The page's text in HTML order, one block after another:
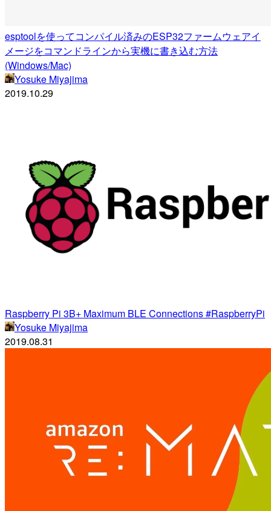
esptoolを使ってコンパイル済みのESP32ファームウェアイ
メージをコマンドラインから実機に書き込む方法
(Windows/Mac)
Yosuke Miyajima
2019.10.29
Raspberry Pi 3B+ Maximum BLE Connections #RaspberryPi
Yosuke Miyajima
2019.08.31